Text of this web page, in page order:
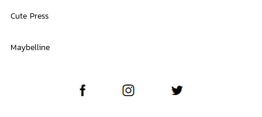
Cute Press
Maybelline